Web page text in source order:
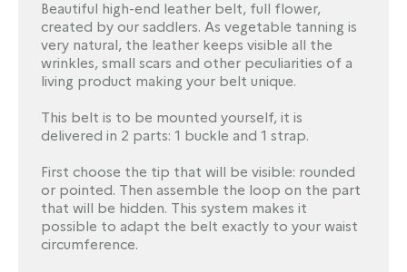
Beautiful high-end leather belt, full flower,
created by our saddlers. As vegetable tanning is
very natural, the leather keeps visible all the
wrinkles, small scars and other peculiarities of a
living product making your belt unique.
This belt is to be mounted yourself, it is
delivered in 2 parts: 1 buckle and 1 strap.
First choose the tip that will be visible: rounded
or pointed. Then assemble the loop on the part
that will be hidden. This system makes it
possible to adapt the belt exactly to your waist
circumference.